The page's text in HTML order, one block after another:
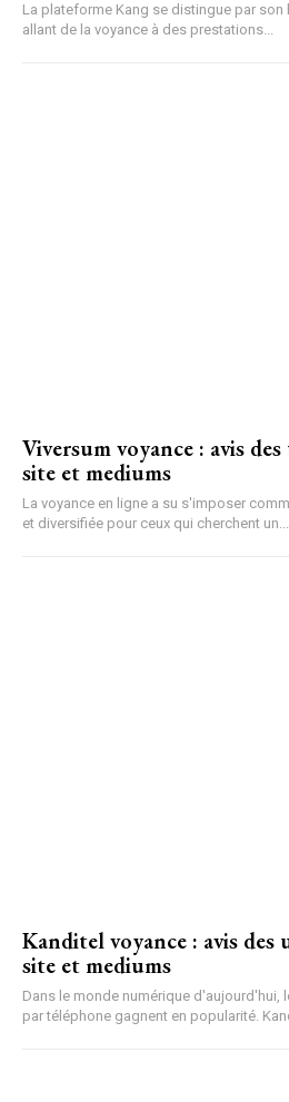
La plateforme Kang se distingue par son
allant de la voyance à des prestations...
Viversum voyance : avis
site et mediums
La voyance en ligne a su s'imposer
et diversifiée pour ceux qui cherchent un...
Kanditel voyance : avis
site et mediums
Dans le monde numérique d'aujourd'hui,
par téléphone gagnent en popularité.